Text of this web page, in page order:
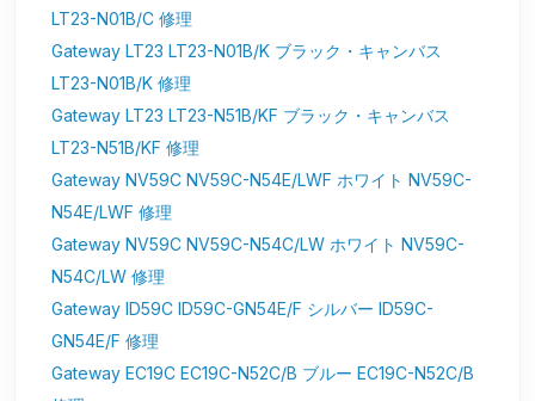
LT23-N01B/C 修理
Gateway LT23 LT23-N01B/K ブラック・キャンバス
LT23-N01B/K 修理
Gateway LT23 LT23-N51B/KF ブラック・キャンバス
LT23-N51B/KF 修理
Gateway NV59C NV59C-N54E/LWF ホワイト NV59C-
N54E/LWF 修理
Gateway NV59C NV59C-N54C/LW ホワイト NV59C-
N54C/LW 修理
Gateway ID59C ID59C-GN54E/F シルバー ID59C-
GN54E/F 修理
Gateway EC19C EC19C-N52C/B ブルー EC19C-N52C/B